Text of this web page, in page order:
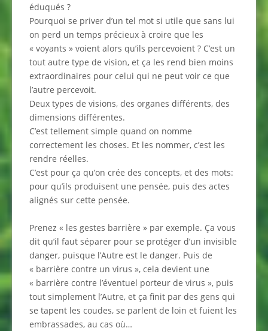
éduqués ?
Pourquoi se priver d’un tel mot si utile que sans lui
on perd un temps précieux à croire que les
« voyants » voient alors qu’ils percevoient ? C’est un
tout autre type de vision, et ça les rend bien moins
extraordinaires pour celui qui ne peut voir ce que
l’autre percevoit.
Deux types de visions, des organes différents, des
dimensions différentes.
C’est tellement simple quand on nomme
correctement les choses. Et les nommer, c’est les
rendre réelles.
C’est pour ça qu’on crée des concepts, et des mots:
pour qu’ils produisent une pensée, puis des actes
alignés sur cette pensée.
Prenez « les gestes barrière » par exemple. Ça vous
dit qu’il faut séparer pour se protéger d’un invisible
danger, puisque l’Autre est le danger. Puis de
« barrière contre un virus », cela devient une
« barrière contre l’éventuel porteur de virus », puis
tout simplement l’Autre, et ça finit par des gens qui
se tapent les coudes, se parlent de loin et fuient les
embrassades, au cas où…